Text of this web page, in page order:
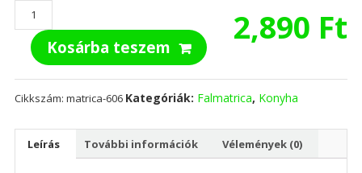
2,890 Ft
Török
kávé
mennyiségKosárba teszem
Cikkszám: matrica-606 Kategóriák: Falmatrica, Konyha
Leírás További információk Vélemények (0)